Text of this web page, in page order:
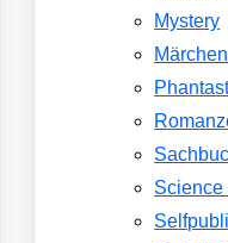
Mystery
Märchen
Science